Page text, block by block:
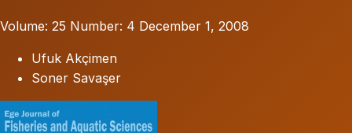
Volume: 25 Number: 4 December 1, 2008
Ufuk Akçimen
Soner Savaşer